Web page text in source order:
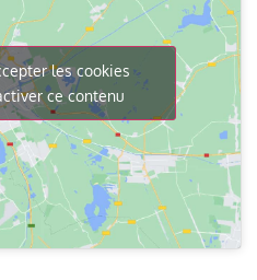
les cookies
ce contenu